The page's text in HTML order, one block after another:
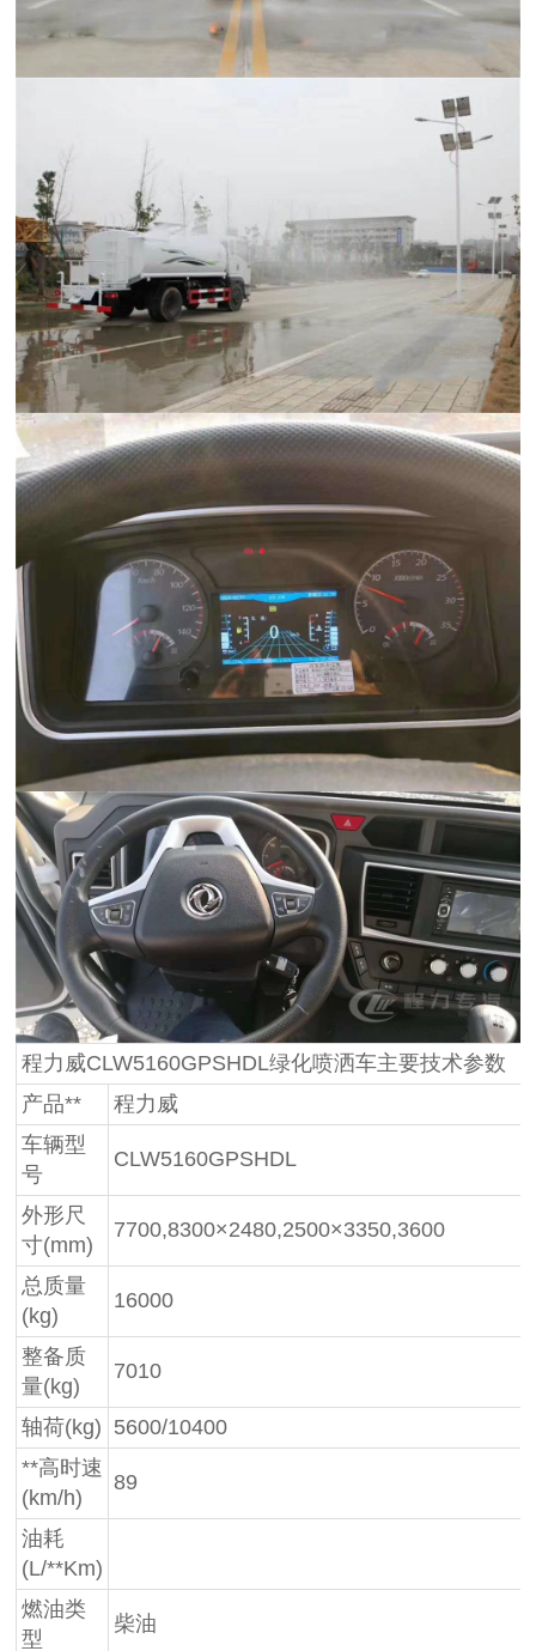
程力威CLW5160GPSHDL绿化喷洒车主要技术参数
产品**
程力威
车辆型
号
CLW5160GPSHDL
外形尺
寸(mm)
7700,8300×2480,2500×3350,3600
总质量
(kg)
16000
整备质
量(kg)
7010
轴荷(kg) 5600/10400
**高时速
(km/h)
89
油耗
(L/**Km)
燃油类
型
柴油